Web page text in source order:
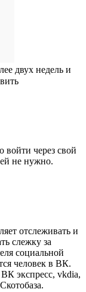
двух недель и
войти через свой
не нужно.
отслеживать и
слежку за
социальной
человек в ВК.
экспресс, vkdia,